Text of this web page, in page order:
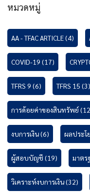
หมวดหมู่
AA - TFAC ARTICLE(4)
COVID-19 (17)
TFRS 9 (6) TFRS 15 (3)
การด้อยค่าของสินทรัพย์
งบการเงิน(6) ผลประโ
ผู้สอบบัญชี(19) มาต
วิเคราะห์งบการเงิน(32)